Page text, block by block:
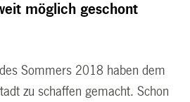
möglich geschont
Sommers 2018 haben dem
zu schaffen gemacht. Schon